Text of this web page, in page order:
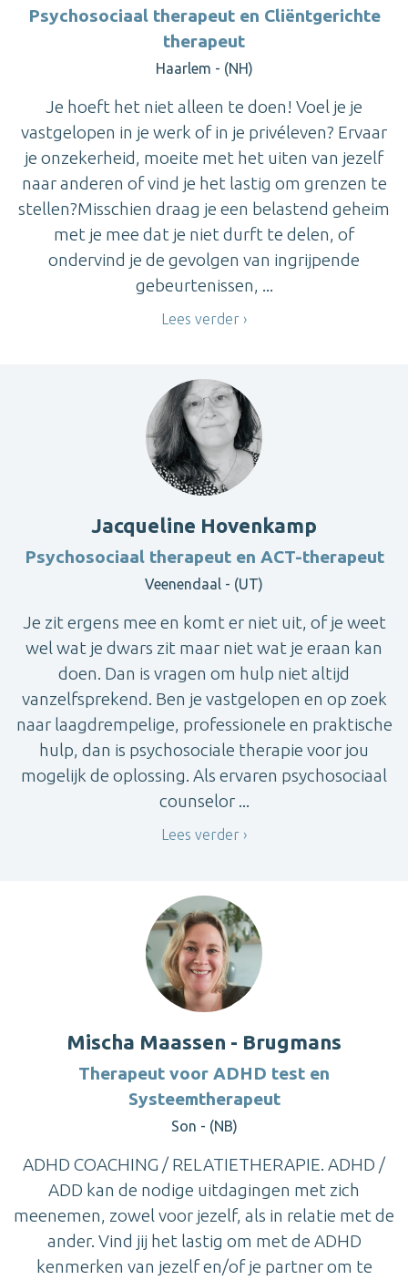
Psychosociaal therapeut en Cliëntgerichte
therapeut
Haarlem - (NH)
Je hoeft het niet alleen te doen! Voel je je
vastgelopen in je werk of in je privéleven? Ervaar
je onzekerheid, moeite met het uiten van jezelf
naar anderen of vind je het lastig om grenzen te
stellen?Misschien draag je een belastend geheim
met je mee dat je niet durft te delen, of
ondervind je de gevolgen van ingrijpende
gebeurtenissen, ...
Lees verder
Jacqueline Hovenkamp
Psychosociaal therapeut en ACT-therapeut
Veenendaal - (UT)
Je zit ergens mee en komt er niet uit, of je weet
wel wat je dwars zit maar niet wat je eraan kan
doen. Dan is vragen om hulp niet altijd
vanzelfsprekend. Ben je vastgelopen en op zoek
naar laagdrempelige, professionele en praktische
hulp, dan is psychosociale therapie voor jou
mogelijk de oplossing. Als ervaren psychosociaal
counselor ...
Lees verder
Mischa Maassen - Brugmans
Therapeut voor ADHD test en
Systeemtherapeut
Son - (NB)
ADHD COACHING / RELATIETHERAPIE. ADHD /
ADD kan de nodige uitdagingen met zich
meenemen, zowel voor jezelf, als in relatie met de
ander. Vind jij het lastig om met de ADHD
kenmerken van jezelf en/of je partner om te